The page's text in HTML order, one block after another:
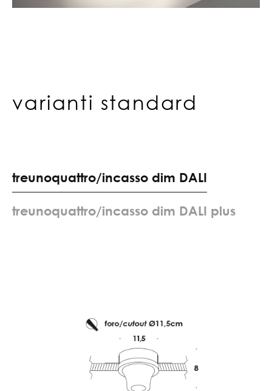
varianti standard
treunoquattro/incasso dim DALI
treunoquattro/incasso dim DALI plus